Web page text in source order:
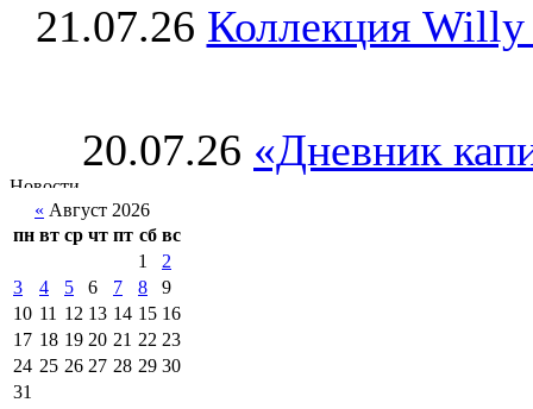
21.07.26 Коллекция Willy
20.07.26 «Дневник
« Август 2026
пн вт ср чт пт сб вс
1
2
3
4 5 6 7 8
9
10 11 12 13 14 15 16
17 18 19 20 21 22 23
24 25 26 27 28 29 30
31